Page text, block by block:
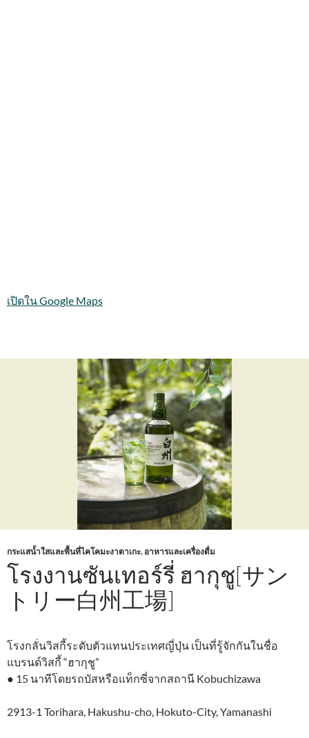
เปิดใน Google Maps
กระแสน้ำใสและพื้นที่ไคโคมะงาตาเกะ, อาหารและเครื่องดื่ม
โรงงานซันเทอร์รี่ ฮากุชู[サン
トリー白州工場]
โรงกลั่นวิสกี้ระดับตัวแทนประเทศญี่ปุ่น เป็นที่รู้จักกันในชื่อ
แบรนด์วิสกี้ “ฮากุชู”
● 15 นาทีโดยรถบัสหรือแท็กซี่จากสถานี Kobuchizawa
2913-1 Torihara, Hakushu-cho, Hokuto-City, Yamanashi